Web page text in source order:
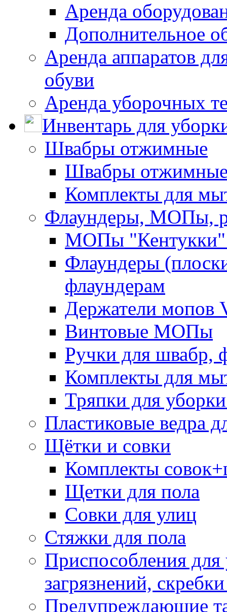
Аренда
Дополнительное
Аренда аппаратов
обуви
Аренда уборочных
Инвентарь для
Швабры отжимные
Швабры
Комплекты для
Флаундеры, МОПы,
МОПы "Кентукки"
Флаундеры
флаундерам
Держатели мопов
Винтовые МОПы
Ручки для швабр,
Комплекты для
Тряпки для
Пластиковые ведра
Щётки и совки
Комплекты
Щетки для пола
Совки для улиц
Стяжки для пола
Приспособления
загрязнений,
Предупреждающие